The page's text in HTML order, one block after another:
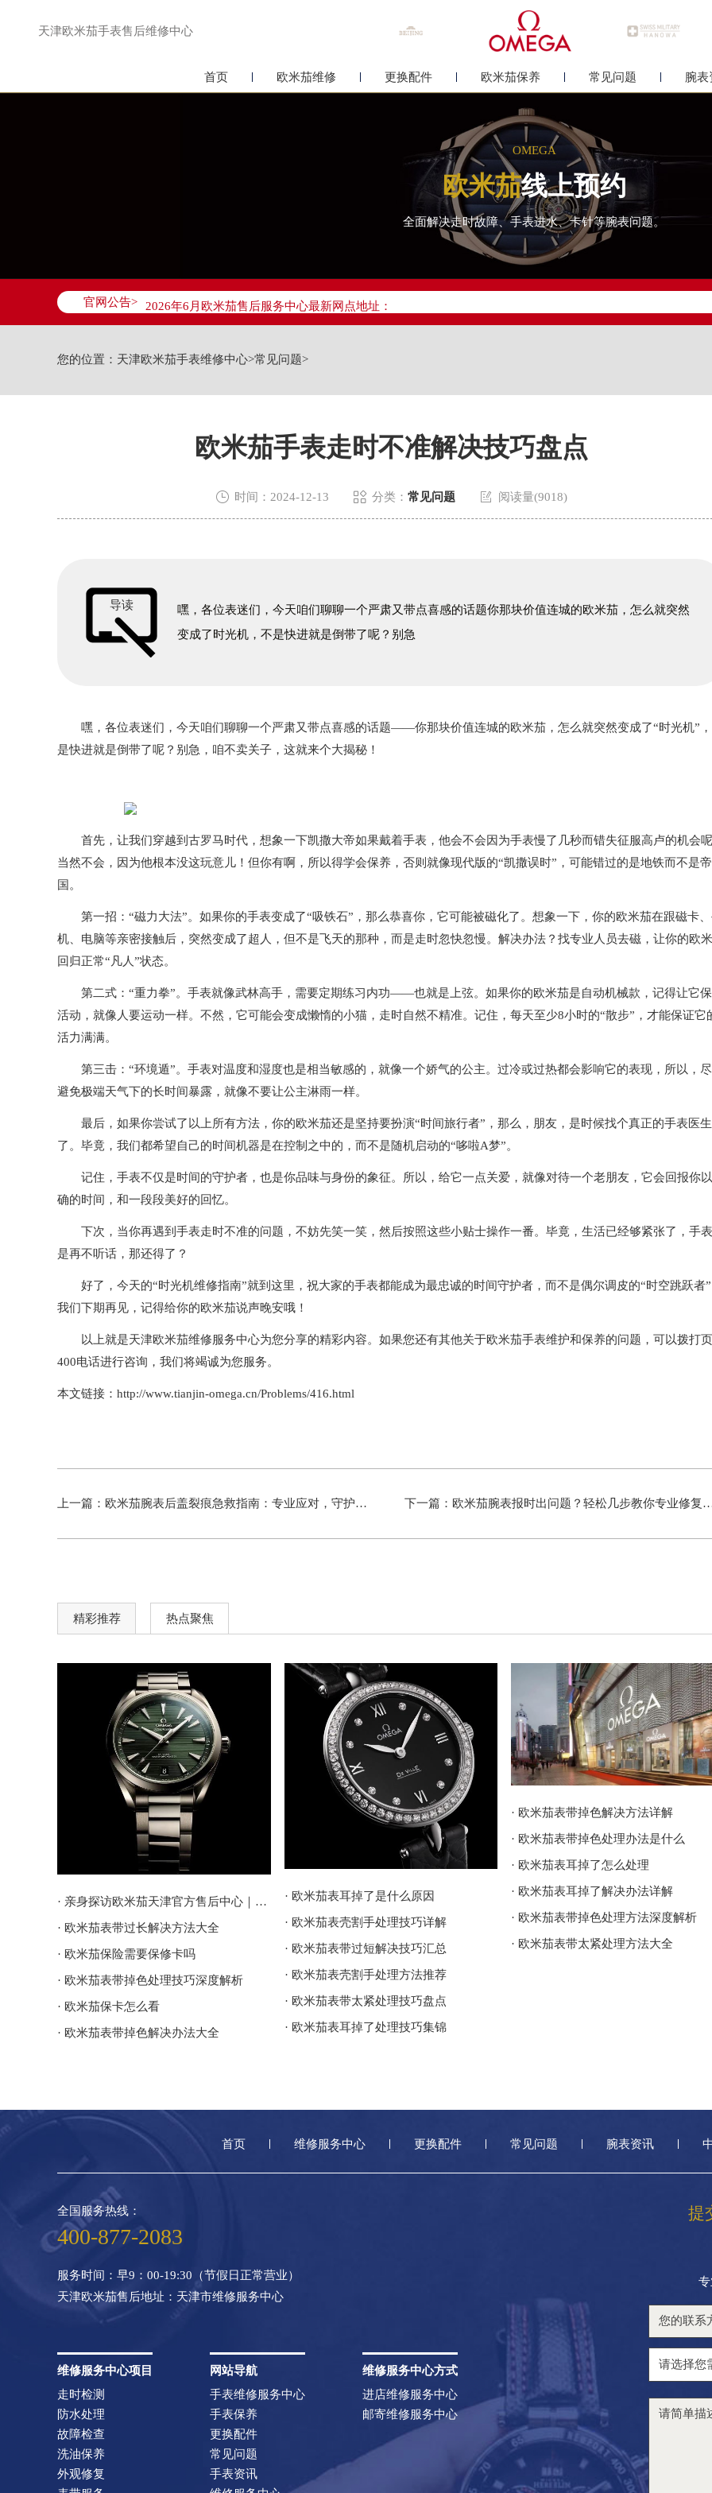
天津欧米茄手表售后维修中心
首页 欧米茄维修 更换配件 欧米茄保养 常见问题 腕表
OMEGA
欧米茄线上预约
全面解决走时故障、手表进水、卡针等腕表问题。
官网公告>
2026年6月天津市欧米茄官方售后客户服务热线：400-877-2083
2026年6月欧米茄售后服务中心最新网点地址：
天津市和平区赤峰道136号天津国际金融中心写字楼26层2603室（需提前预约）
节假日正常营业！
您的位置： 天津欧米茄手表维修中心>常见问题>
欧米茄手表走时不准解决技巧盘点
 时间：2024-12-13  分类： 常见问题  阅读量(9018)
导读
嘿，各位表迷们，今天咱们聊聊一个严肃又带点喜感的话题你那块价值连城的欧米茄，怎么就突然
变成了时光机，不是快进就是倒带了呢？别急
嘿，各位表迷们，今天咱们聊聊一个严肃又带点喜感的话题——你那块价值连城的欧米茄，怎么就突然变成了“时光机”
是快进就是倒带了呢？别急，咱不卖关子，这就来个大揭秘！
首先，让我们穿越到古罗马时代，想象一下凯撒大帝如果戴着手表，他会不会因为手表慢了几秒而错失征服高卢的机会
当然不会，因为他根本没这玩意儿！但你有啊，所以得学会保养，否则就像现代版的“凯撒误时”，可能错过的是地铁而不是帝
国。
第一招：“磁力大法”。如果你的手表变成了“吸铁石”，那么恭喜你，它可能被磁化了。想象一下，你的欧米茄在跟磁卡
机、电脑等亲密接触后，突然变成了超人，但不是飞天的那种，而是走时忽快忽慢。解决办法？找专业人员去磁，让你的欧
回归正常“凡人”状态。
第二式：“重力拳”。手表就像武林高手，需要定期练习内功——也就是上弦。如果你的欧米茄是自动机械款，记得让它
活动，就像人要运动一样。不然，它可能会变成懒惰的小猫，走时自然不精准。记住，每天至少8小时的“散步”，才能保证它
活力满满。
第三击：“环境遁”。手表对温度和湿度也是相当敏感的，就像一个娇气的公主。过冷或过热都会影响它的表现，所以，
避免极端天气下的长时间暴露，就像不要让公主淋雨一样。
最后，如果你尝试了以上所有方法，你的欧米茄还是坚持要扮演“时间旅行者”，那么，朋友，是时候找个真正的手表医生
了。毕竟，我们都希望自己的时间机器是在控制之中的，而不是随机启动的“哆啦A梦”。
记住，手表不仅是时间的守护者，也是你品味与身份的象征。所以，给它一点关爱，就像对待一个老朋友，它会回报你
确的时间，和一段段美好的回忆。
下次，当你再遇到手表走时不准的问题，不妨先笑一笑，然后按照这些小贴士操作一番。毕竟，生活已经够紧张了，手
是再不听话，那还得了？
好了，今天的“时光机维修指南”就到这里，祝大家的手表都能成为最忠诚的时间守护者，而不是偶尔调皮的“时空跳跃者
我们下期再见，记得给你的欧米茄说声晚安哦！
以上就是天津欧米茄维修服务中心为您分享的精彩内容。如果您还有其他关于欧米茄手表维护和保养的问题，可以拨打
400电话进行咨询，我们将竭诚为您服务。
本文链接：http://www.tianjin-omega.cn/Problems/416.html
上一篇： 欧米茄腕表后盖裂痕急救指南：专业应对，守护爱表完美无瑕 下一篇： 欧米茄腕表报时出问题？轻松几步教你专业修复技巧
精彩推荐 热点聚焦
· 亲身探访欧米茄天津官方售后中心｜地址报修全流程真实经历（2026年6月最新）
· 欧米茄表带过长解决方法大全
· 欧米茄保险需要保修卡吗
· 欧米茄表带掉色处理技巧深度解析
· 欧米茄保卡怎么看
· 欧米茄表带掉色解决办法大全
· 欧米茄表耳掉了是什么原因
· 欧米茄表壳割手处理技巧详解
· 欧米茄表带过短解决技巧汇总
· 欧米茄表壳割手处理方法推荐
· 欧米茄表带太紧处理技巧盘点
· 欧米茄表耳掉了处理技巧集锦
· 欧米茄表带掉色解决方法详解
· 欧米茄表带掉色处理办法是什么
· 欧米茄表耳掉了怎么处理
· 欧米茄表耳掉了解决办法详解
· 欧米茄表带掉色处理方法深度解析
· 欧米茄表带太紧处理方法大全
首页 维修服务中心 更换配件 常见问题 腕表资讯
提
全国服务热线：
400-877-2083
服务时间：早9：00-19:30（节假日正常营业）
天津欧米茄售后地址：天津市维修服务中心
维修服务中心项目
走时检测
防水处理
故障检查
洗油保养
外观修复
网站导航
手表维修服务中心
手表保养
更换配件
常见问题
手表资讯
维修服务中心方式
进店维修服务中心
邮寄维修服务中心